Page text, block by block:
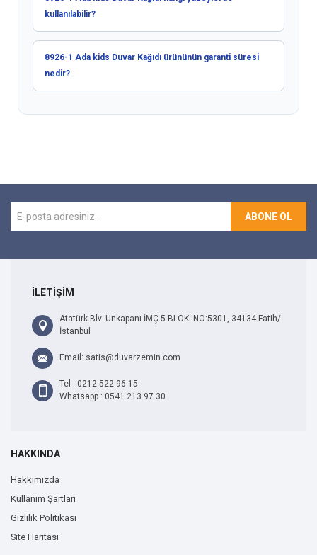
kullanılabilir?
8926-1 Ada kids Duvar Kağıdı ürününün garanti süresi
nedir?
ABONE OL
İLETİŞİM
Atatürk Blv. Unkapanı İMÇ 5 BLOK. NO:5301, 34134 Fatih/
İstanbul
Email: satis@duvarzemin.com
Tel : 0212 522 96 15
Whatsapp : 0541 213 97 30
HAKKINDA
Hakkımızda
Kullanım Şartları
Gizlilik Politikası
Site Haritası